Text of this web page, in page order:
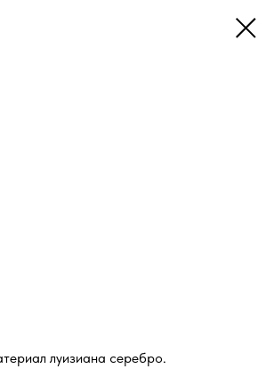
луизиана серебро.